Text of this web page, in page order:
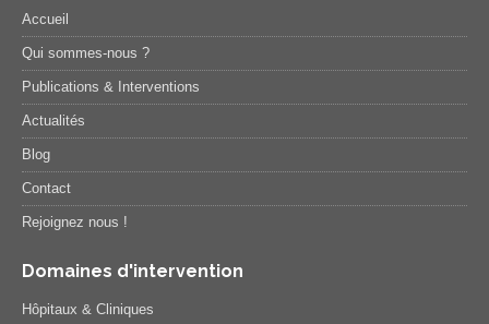
Accueil
Qui sommes-nous ?
Publications & Interventions
Actualités
Blog
Contact
Rejoignez nous !
Domaines d'intervention
Hôpitaux & Cliniques